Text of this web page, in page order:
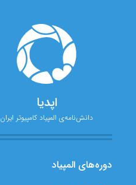
اپدیا
دانش‌نامه‌ی المپیاد کامپیوتر ایران
دوره‌های المپیاد